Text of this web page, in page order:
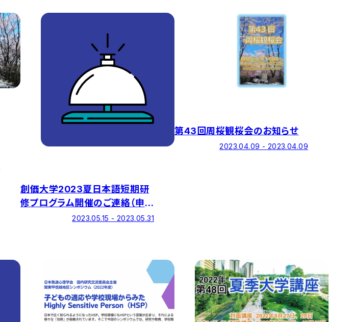
創価大学2023夏日本語短期研
修プログラム開催のご連絡（申
込期間：5/15～5/31）2023.05.15 - 2023.05.31
第43回周桜観桜会のお知らせ
2023.04.09 - 2023.04.09